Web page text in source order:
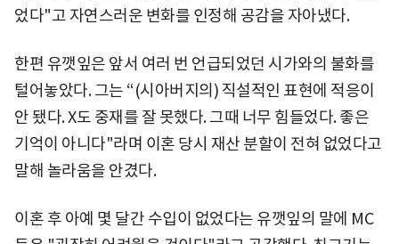
었다"고 자연스러운 변화를 인정해 공감을 자아냈다.
한편 유깻잎은 앞서 여러 번 언급되었던 시가와의 불화를
털어놓았다. 그는 “(시아버지의) 직설적인 표현에 적응이
안 됐다. X도 중재를 잘 못했다. 그때 너무 힘들었다. 좋은
기억이 아니다"라며 이혼 당시 재산 분할이 전혀 없었다고
말해 놀라움을 안겼다.
이혼 후 아예 몇 달간 수입이 없었다는 유깻잎의 말에 MC